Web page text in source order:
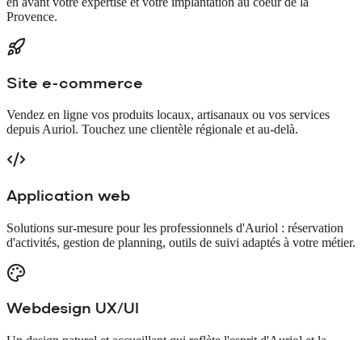
Provence.
Site e-commerce
Vendez en ligne vos produits locaux, artisanaux ou vos services
depuis Auriol. Touchez une clientèle régionale et au-delà.
Application web
Solutions sur-mesure pour les professionnels d'Auriol : réservation
d'activités, gestion de planning, outils de suivi adaptés à votre métier.
Webdesign UX/UI